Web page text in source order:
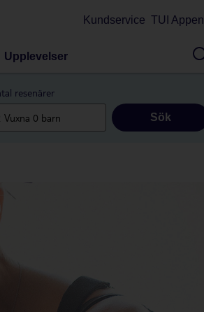
Kundservice TUI Appen
Upplevelser
resenärer
Sök